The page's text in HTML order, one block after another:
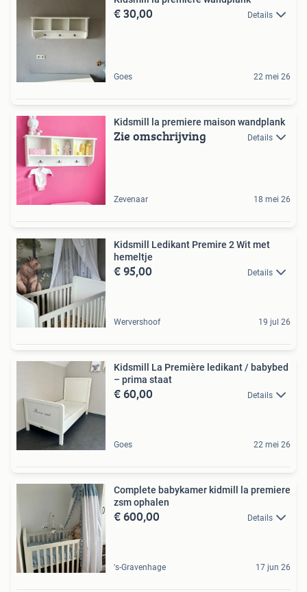
€ 30,00 Details
Goes 22 mei 26
Kidsmill la premiere maison wandplank
Zie omschrijving Details
Zevenaar 18 mei 26
Kidsmill Ledikant Premire 2 Wit met
hemeltje
€ 95,00 Details
Wervershoof 19 jul 26
Kidsmill La Première ledikant / babybed
– prima staat
€ 60,00 Details
Goes 22 mei 26
Complete babykamer kidmill la premiere
zsm ophalen
€ 600,00 Details
's-Gravenhage 17 jun 26